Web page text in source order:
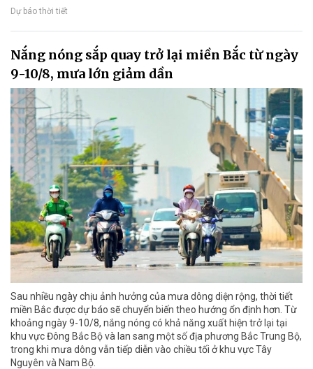
Dự báo thời tiết
Nắng nóng sắp quay trở lại miền Bắc từ ngày
9-10/8, mưa lớn giảm dần
Sau nhiều ngày chịu ảnh hưởng của mưa dông diện rộng, thời tiết
miền Bắc được dự báo sẽ chuyển biến theo hướng ổn định hơn. Từ
khoảng ngày 9-10/8, nắng nóng có khả năng xuất hiện trở lại tại
khu vực Đông Bắc Bộ và lan sang một số địa phương Bắc Trung Bộ,
trong khi mưa dông vẫn tiếp diễn vào chiều tối ở khu vực Tây
Nguyên và Nam Bộ.